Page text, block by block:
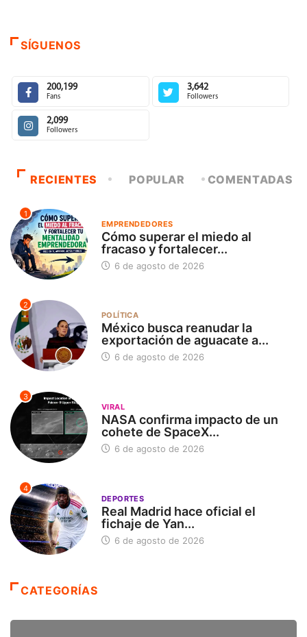
SÍGUENOS
200,199
Fans
3,642
Followers
2,099
Followers
RECIENTES POPULAR COMENTADAS
1
EMPRENDEDORES
Cómo superar el miedo al
fracaso y fortalecer...
6 de agosto de 2026
2
POLÍTICA
México busca reanudar la
exportación de aguacate a...
6 de agosto de 2026
3
VIRAL
NASA confirma impacto de un
cohete de SpaceX...
6 de agosto de 2026
4
DEPORTES
Real Madrid hace oficial el
fichaje de Yan...
6 de agosto de 2026
CATEGORÍAS